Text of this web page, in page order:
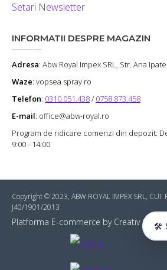
Setari Newsletter
INFORMATII DESPRE MAGAZIN
Adresa: Abw Royal Impex SRL, Str. Ana
Waze: vopsea spray ro
Telefon: 0310.051.438/ 0758.873.458
E-mail: office@abw-royal.ro
Program de ridicare comenzi din depozit:
9:00 - 14:00
Copyright © 2023, ABW ROYAL IMPEX SRL,
J40/1901/2013
Platforma E-commerce by Creativ Online